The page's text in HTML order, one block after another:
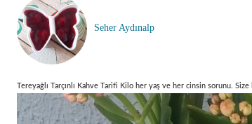
Seher Aydınalp
Tereyağlı Tarçınlı Kahve Tarifi Kilo her yaş ve her cinsin sorunu.